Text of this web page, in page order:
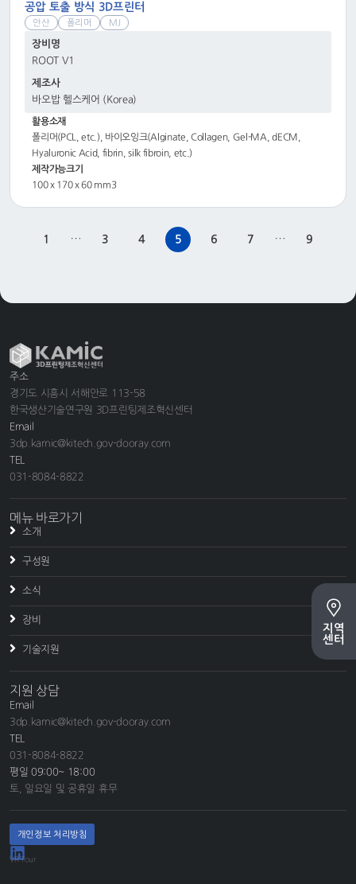
공압 토출 방식 3D프린터
안산 폴리머 MJ
장비명
ROOT V1
제조사
바오밥 헬스케어 (Korea)
활용소재
폴리머(PCL, etc.), 바이오잉크(Alginate, Collagen, Gel-MA, dECM,
Hyaluronic Acid, fibrin, silk fibroin, etc.)
제작가능크기
100 x 170 x 60 mm3
1 … 3 4 5 6 7 … 9
주소
경기도 시흥시 서해안로 113-58
한국생산기술연구원 3D프린팅제조혁신센터
Email
3dp.kamic@kitech.gov-dooray.com
TEL
031-8084-8822
메뉴 바로가기
소개
구성원
소식
장비
기술지원
지원 상담
Email
3dp.kamic@kitech.gov-dooray.com
TEL
031-8084-8822
평일 09:00~ 18:00
토, 일요일 및 공휴일 휴무
개인정보 처리방침
VR Tour
지역
센터